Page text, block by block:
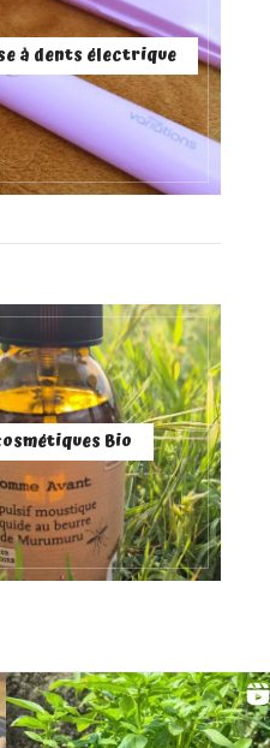
à dents électrique
Bio